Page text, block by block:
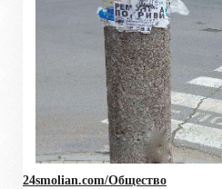
24smolian.com/Общество